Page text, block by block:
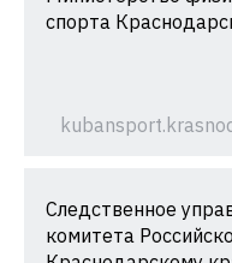
спорта
Следственное
комитета